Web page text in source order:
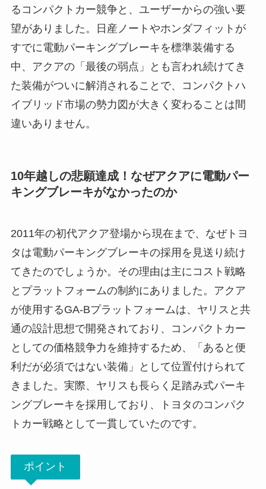
るコンパクトカー競争と、ユーザーからの強い要
望がありました。日産ノートやホンダフィットが
すでに電動パーキングブレーキを標準装備する
中、アクアの「最後の弱点」とも言われ続けてき
た装備がついに解消されることで、コンパクトハ
イブリッド市場の勢力図が大きく変わることは間
違いありません。
10年越しの悲願達成！なぜアクアに電動パー
キングブレーキがなかったのか
2011年の初代アクア登場から現在まで、なぜトヨ
タは電動パーキングブレーキの採用を見送り続け
てきたのでしょうか。その理由は主にコスト戦略
とプラットフォームの制約にありました。アクア
が使用するGA-Bプラットフォームは、ヤリスと共
通の設計思想で開発されており、コンパクトカー
としての価格競争力を維持するため、「あると便
利だが必須ではない装備」として位置付けられて
きました。実際、ヤリスも長らく足踏み式パーキ
ングブレーキを採用しており、トヨタのコンパク
トカー戦略として一貫していたのです。
ポイント